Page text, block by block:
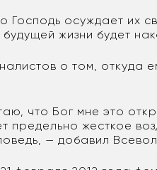
Господь осуждает их
будущей жизни будет
о том, откуда
что Бог мне это
предельно жесткое
— добавил